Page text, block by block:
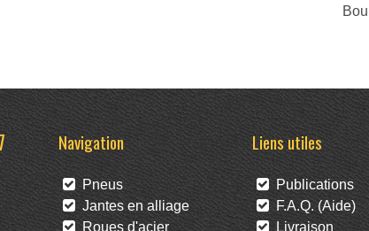
Navigation
Pneus
Jantes en alliage
Roues d'acier
Liens utiles
Publications
F.A.Q. (Aide)
Livraison